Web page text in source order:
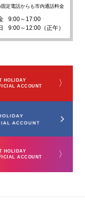
固定電話からも市内通話料金
9:00～17:00
9:00～12:00（正午）
HOLIDAY
ACCOUNT
〉
HOLIDAY
ACCOUNT
〉